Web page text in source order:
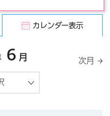
カレンダー表示
6 月 次月